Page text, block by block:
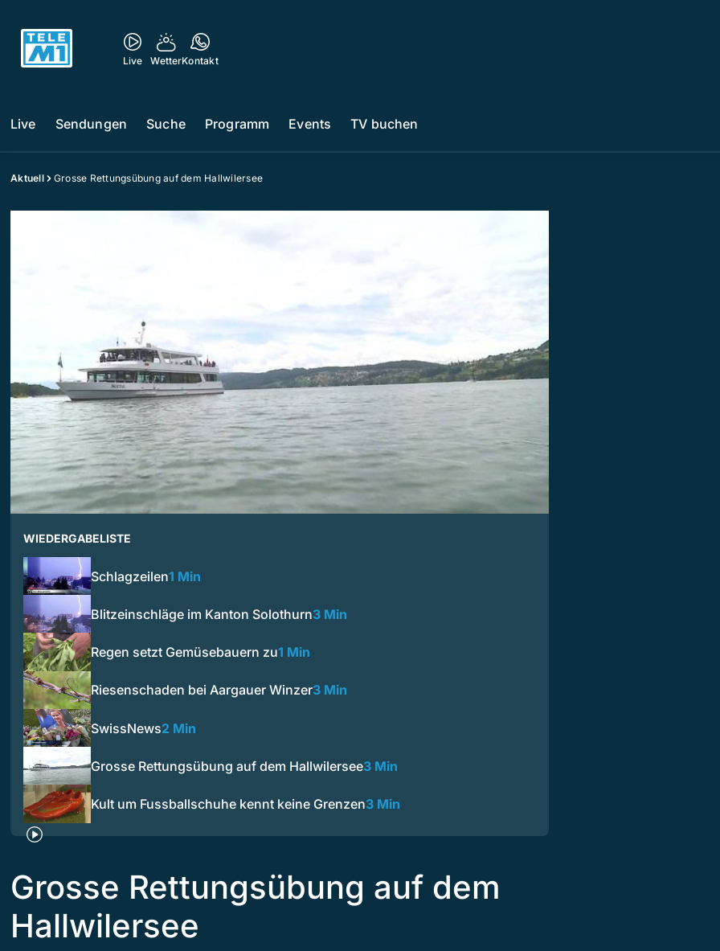
Live WetterKontakt
Live Sendungen Suche Programm Events TV buchen
Aktuell Grosse Rettungsübung auf dem Hallwilersee
WIEDERGABELISTE
Schlagzeilen1 Min
Blitzeinschläge im Kanton Solothurn3 Min
Regen setzt Gemüsebauern zu1 Min
Riesenschaden bei Aargauer Winzer3 Min
SwissNews2 Min
Grosse Rettungsübung auf dem Hallwilersee3 Min
Kult um Fussballschuhe kennt keine Grenzen3 Min
Grosse Rettungsübung auf dem
Hallwilersee